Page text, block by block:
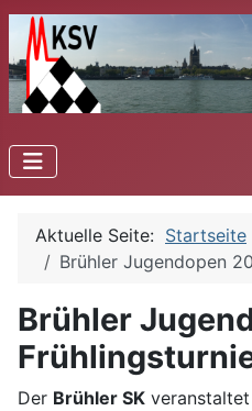
Aktuelle Seite: Startseite
Brühler Jugendopen
Brühler
Der Brühler SK veranstaltet